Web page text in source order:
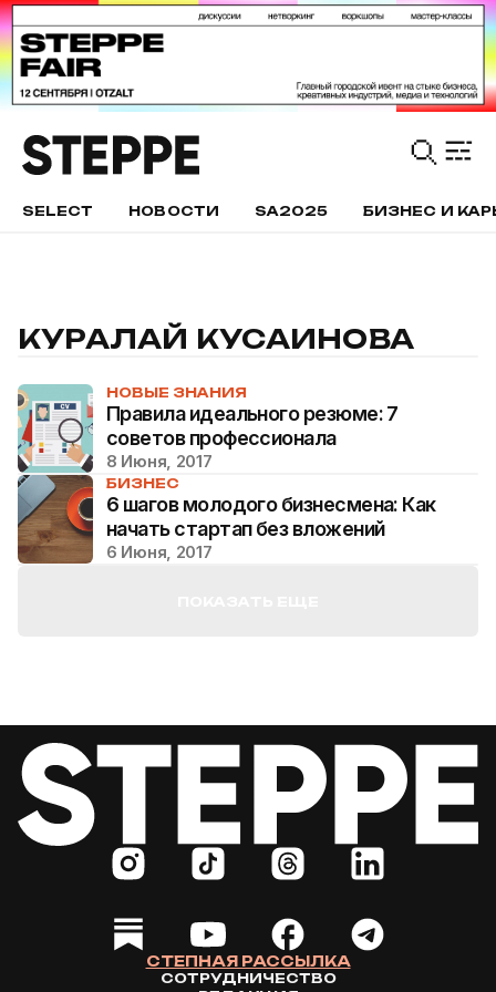
SELECT НОВОСТИ SA2025 БИЗНЕС И
КУРАЛАЙ КУСАИНОВА
НОВЫЕ ЗНАНИЯ
Правила идеального резюме: 7
советов профессионала
8 Июня, 2017
БИЗНЕС
6 шагов молодого бизнесмена: Как
начать стартап без вложений
6 Июня, 2017
СТЕПНАЯ РАССЫЛКА
СОТРУДНИЧЕСТВО